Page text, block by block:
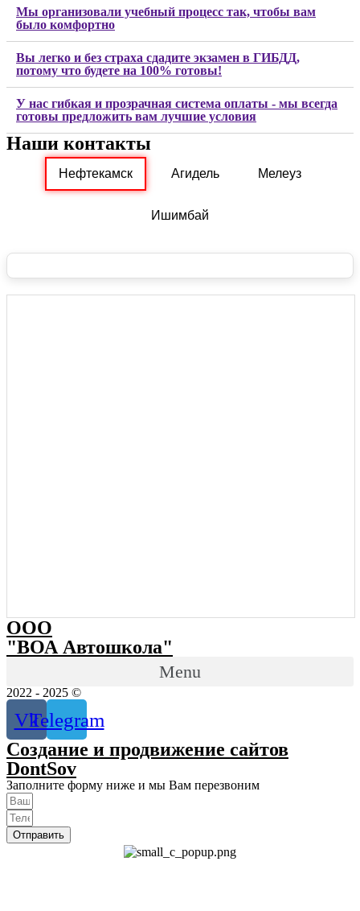
Мы организовали учебный процесс так, чтобы вам
было комфортно
Вы легко и без страха сдадите экзамен в ГИБДД,
потому что будете на 100% готовы!
У нас гибкая и прозрачная система оплаты - мы всегда
готовы предложить вам лучшие условия
Наши контакты
Нефтекамск Агидель Мелеуз
Ишимбай
ООО
"ВОА Автошкола"
Menu
2022 - 2025 ©
VkTelegram
Создание и продвижение сайтов
DontSov
Заполните форму ниже и мы Вам перезвоним
Отправить